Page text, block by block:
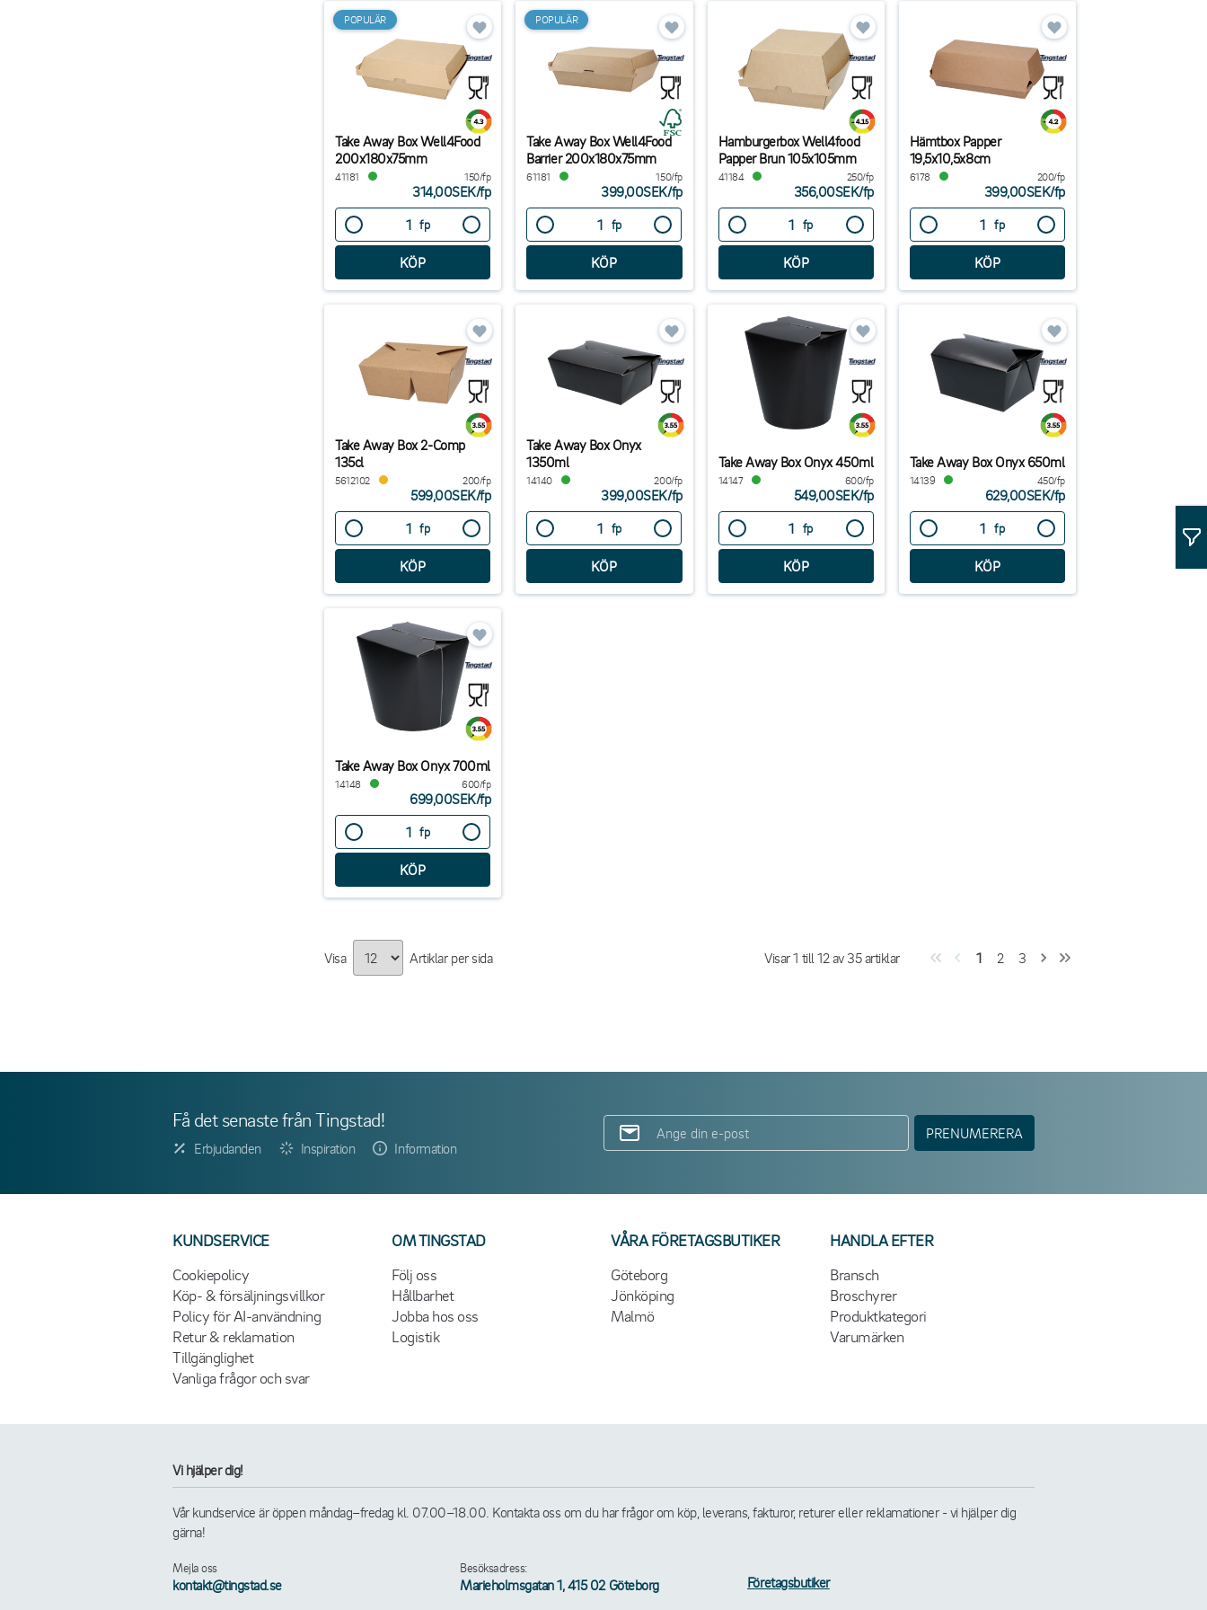
POPULÄR
Take Away Box Well4Food
200x180x75mm
41181 150/fp
314,00SEK/fp
fp
POPULÄR
Take Away Box Well4Food
Barrier 200x180x75mm
61181 150/fp
399,00SEK/fp
fp
Hamburgerbox Well4food
Papper Brun 105x105mm
41184 250/fp
356,00SEK/fp
fp
Hämtbox Papper
19,5x10,5x8cm
6178 200/fp
399,00SEK/fp
fp
Take Away Box 2-Comp
135cl
5612102 200/fp
599,00SEK/fp
fp
Take Away Box Onyx
1350ml
14140 200/fp
399,00SEK/fp
fp
Take Away Box Onyx 450ml
14147 600/fp
549,00SEK/fp
fp
Take Away Box Onyx 650ml
14139 450/fp
629,00SEK/fp
fp
Take Away Box Onyx 700ml
14148 600/fp
699,00SEK/fp
fp
Visa Artiklar per sida Visar1 till12av 35artiklar 1 2 3
Få det senaste från Tingstad!
Erbjudanden Inspiration Information
PRENUMERERA
KUNDSERVICE
Cookiepolicy
Köp- & försäljningsvillkor
Policy för AI-användning
Retur & reklamation
Tillgänglighet
Vanliga frågor och svar
OM TINGSTAD
Följ oss
Hållbarhet
Jobba hos oss
Logistik
VÅRA FÖRETAGSBUTIKER
Göteborg
Jönköping
Malmö
HANDLA EFTER
Bransch
Broschyrer
Produktkategori
Varumärken
Vi hjälper dig!
Vår kundservice är öppen måndag–fredag kl. 07.00–18.00. Kontakta oss om du har frågor om köp, leverans, fakturor, returer eller reklamationer - vi hjälper dig
gärna!
Mejla oss
kontakt@tingstad.se
Besöksadress:
Marieholmsgatan 1, 415 02 Göteborg Företagsbutiker